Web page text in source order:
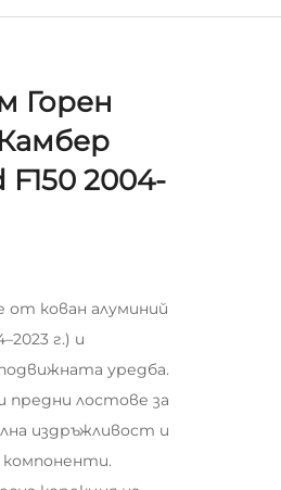
Горен
2004-
от кован алуминий
г.) и
уредба.
предни лостове за
издръжливост и
компоненти.